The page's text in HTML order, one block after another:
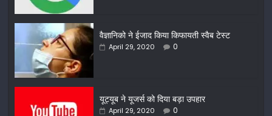
वैज्ञानिको ने ईजाद किया किफायती स्वैब टेस्ट
April 29, 2020 0
यूट्यूब ने यूजर्स को दिया बड़ा उपहार
April 29, 2020 0